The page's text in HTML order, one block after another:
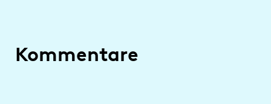
Kommentare